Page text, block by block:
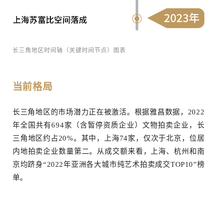
长三角地区时间轴（关键时间节点）图表
当前格局
长三角地区的市场潜力正在被激活。根据雅昌数据，2022
年全国共有694家（含暂停资质企业）文物拍卖企业，长
三角地区约占20%。其中，上海74家，仅次于北京，位居
内地拍卖企业数量第二。从成交额来看，上海、杭州和南
京均跻身“2022年亚洲各大城市纯艺术拍卖成交TOP10”榜
单。